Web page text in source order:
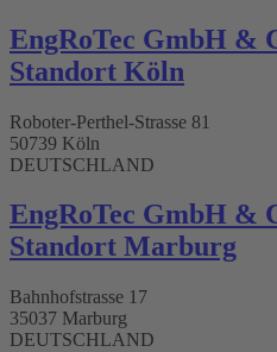
EngRoTec GmbH &
Standort Köln
Roboter-Perthel-Strasse 81
50739 Köln
DEUTSCHLAND
EngRoTec GmbH &
Standort Marburg
Bahnhofstrasse 17
35037 Marburg
DEUTSCHLAND